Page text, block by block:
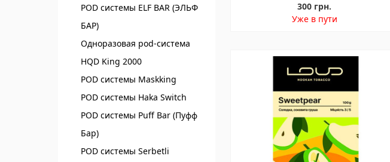
POD системы ELF BAR (ЭЛЬФ
БАР)‌
Одноразовая pod-система
HQD King 2000
POD системы Maskking
POD системы Haka Switch
POD системы Puff Bar (Пуфф
Бар)
POD системы Serbetli
300 грн.
Уже в пути